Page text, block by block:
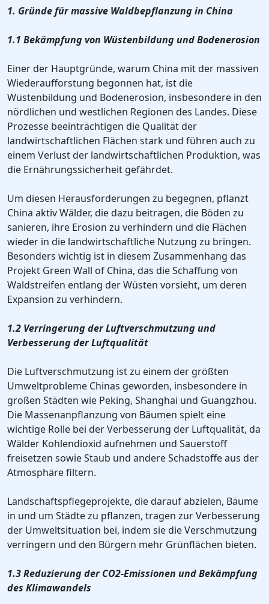
1. Gründe für massive Waldbepflanzung in China
1.1 Bekämpfung von Wüstenbildung und Bodenerosion
Einer der Hauptgründe, warum China mit der massiven
Wiederaufforstung begonnen hat, ist die
Wüstenbildung und Bodenerosion, insbesondere in den
nördlichen und westlichen Regionen des Landes. Diese
Prozesse beeinträchtigen die Qualität der
landwirtschaftlichen Flächen stark und führen auch zu
einem Verlust der landwirtschaftlichen Produktion, was
die Ernährungssicherheit gefährdet.
Um diesen Herausforderungen zu begegnen, pflanzt
China aktiv Wälder, die dazu beitragen, die Böden zu
sanieren, ihre Erosion zu verhindern und die Flächen
wieder in die landwirtschaftliche Nutzung zu bringen.
Besonders wichtig ist in diesem Zusammenhang das
Projekt Green Wall of China, das die Schaffung von
Waldstreifen entlang der Wüsten vorsieht, um deren
Expansion zu verhindern.
1.2 Verringerung der Luftverschmutzung und
Verbesserung der Luftqualität
Die Luftverschmutzung ist zu einem der größten
Umweltprobleme Chinas geworden, insbesondere in
großen Städten wie Peking, Shanghai und Guangzhou.
Die Massenanpflanzung von Bäumen spielt eine
wichtige Rolle bei der Verbesserung der Luftqualität, da
Wälder Kohlendioxid aufnehmen und Sauerstoff
freisetzen sowie Staub und andere Schadstoffe aus der
Atmosphäre filtern.
Landschaftspflegeprojekte, die darauf abzielen, Bäume
in und um Städte zu pflanzen, tragen zur Verbesserung
der Umweltsituation bei, indem sie die Verschmutzung
verringern und den Bürgern mehr Grünflächen bieten.
1.3 Reduzierung der CO2-Emissionen und Bekämpfung
des Klimawandels